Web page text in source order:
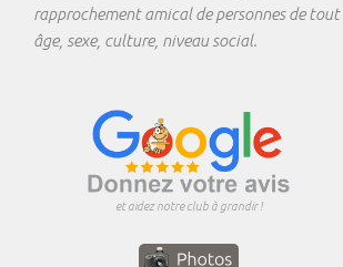
rapprochement amical de personnes de tout
âge, sexe, culture, niveau social.
et aidez notre club à grandir !